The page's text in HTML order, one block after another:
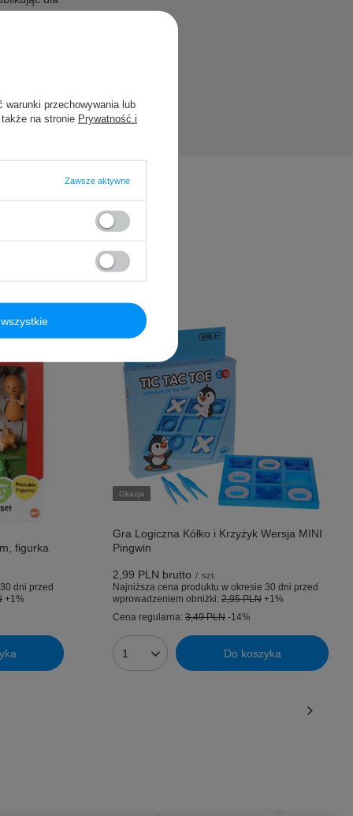
figurka
dni przed
+1%
Okazja
Gra Logiczna Kółko i Krzyżyk Wersja MINI
Pingwin
2,99 PLN brutto / szt.
Najniższa cena produktu w okresie 30 dni przed
wprowadzeniem obniżki: 2,95 PLN +1%
Cena regularna: 3,49 PLN -14%
Ilość produktów Do koszyka
warunki przechowywania lub
na stronie Prywatność i
Zawsze aktywne